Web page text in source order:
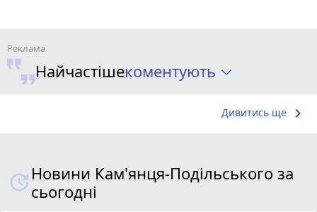
Найчастішекоментують
Дивитись ще keyboard_arrow_right
Новини Кам'янця-Подільського за
сьогодні